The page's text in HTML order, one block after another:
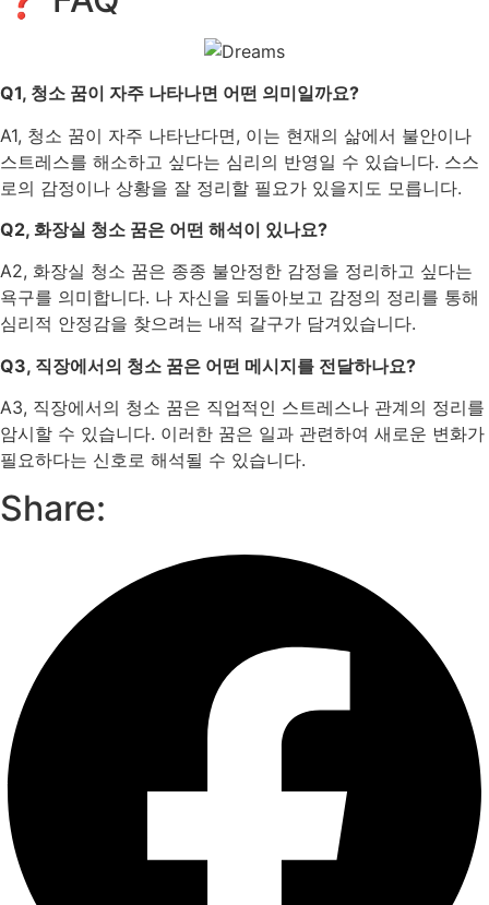
Q1, 청소 꿈이 자주 나타나면 어떤 의미일까요?
A1, 청소 꿈이 자주 나타난다면, 이는 현재의 삶에서 불안이나
스트레스를 해소하고 싶다는 심리의 반영일 수 있습니다. 스스
로의 감정이나 상황을 잘 정리할 필요가 있을지도 모릅니다.
Q2, 화장실 청소 꿈은 어떤 해석이 있나요?
A2, 화장실 청소 꿈은 종종 불안정한 감정을 정리하고 싶다는
욕구를 의미합니다. 나 자신을 되돌아보고 감정의 정리를 통해
심리적 안정감을 찾으려는 내적 갈구가 담겨있습니다.
Q3, 직장에서의 청소 꿈은 어떤 메시지를 전달하나요?
A3, 직장에서의 청소 꿈은 직업적인 스트레스나 관계의 정리를
암시할 수 있습니다. 이러한 꿈은 일과 관련하여 새로운 변화가
필요하다는 신호로 해석될 수 있습니다.
Share: